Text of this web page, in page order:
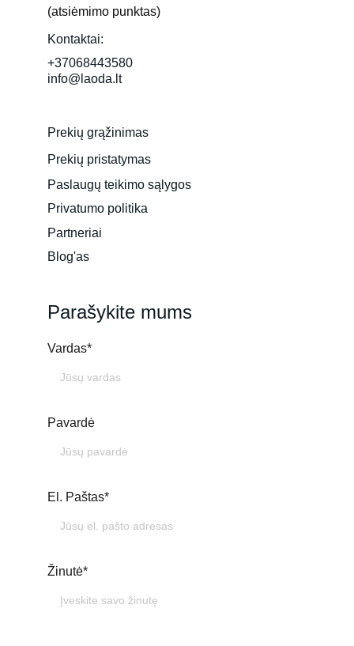
Parašykite mums
Vardas*
Pavardė
El. Paštas*
Žinutė*
(atsiėmimo punktas)
Kontaktai:
+37068443580
info@laoda.lt
Paslaugų teikimo sąlygos
Prekių grąžinimas
Prekių pristatymas
Privatumo politika
Partneriai
Blog'as